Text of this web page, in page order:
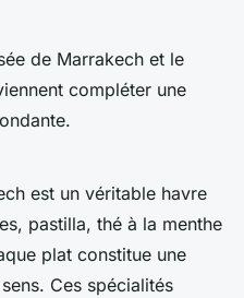
de Marrakech et le
compléter une
est un véritable havre
pastilla, thé à la menthe
plat constitue une
Ces spécialités